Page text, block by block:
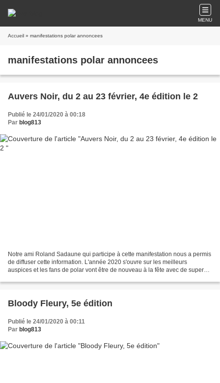
MENU
Accueil » manifestations polar annoncees
manifestations polar annoncees
Auvers Noir, du 2 au 23 février, 4e édition le 2
Publié le 24/01/2020 à 00:18
Par blog813
Notre ami Roland Sadaune qui participe à cette manifestation nous a permis
de diffuser cette information. L'année 2020 s'ouvre sur les meilleurs
auspices et les fans de polar vont être de nouveau à la fête avec de supers
Bloody Fleury, 5e édition
Publié le 24/01/2020 à 00:11
Par blog813